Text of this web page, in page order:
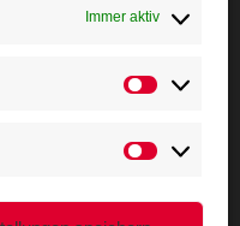
Immer aktiv